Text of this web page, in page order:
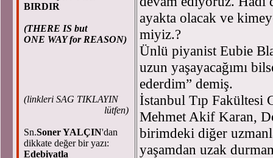
BIRDIR
(THERE IS but
ONE WAY for REASON)
(linkleri SAG TIKLAYIN
lütfen)
Sn.Soner YALÇIN'dan
dikkate değer bir yazı:
Edebiyatla
ayakta olacak ve
miyiz.?
Ünlü piyanist Eubie
uzun yaşayacağımı
ederdim” demiş.
İstanbul Tıp Fakültesi
Mehmet Akif Karan,
birimdeki diğer
yaşamdan uzak